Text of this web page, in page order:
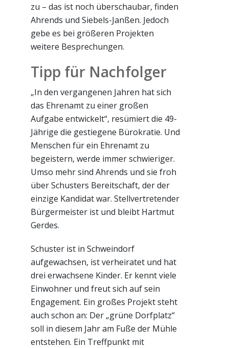
zu – das ist noch überschaubar, finden
Ahrends und Siebels-Janßen. Jedoch
gebe es bei größeren Projekten
weitere Besprechungen.
Tipp für Nachfolger
„In den vergangenen Jahren hat sich
das Ehrenamt zu einer großen
Aufgabe entwickelt“, resümiert die 49-
Jährige die gestiegene Bürokratie. Und
Menschen für ein Ehrenamt zu
begeistern, werde immer schwieriger.
Umso mehr sind Ahrends und sie froh
über Schusters Bereitschaft, der der
einzige Kandidat war. Stellvertretender
Bürgermeister ist und bleibt Hartmut
Gerdes.
Schuster ist in Schweindorf
aufgewachsen, ist verheiratet und hat
drei erwachsene Kinder. Er kennt viele
Einwohner und freut sich auf sein
Engagement. Ein großes Projekt steht
auch schon an: Der „grüne Dorfplatz“
soll in diesem Jahr am Fuße der Mühle
entstehen. Ein Treffpunkt mit